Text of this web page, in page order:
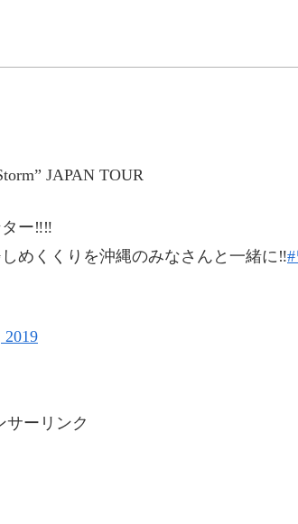
JAPAN TOUR
ー‼︎‼︎
めくくりを沖縄のみなさんと一緒に‼︎
2019
サーリンク